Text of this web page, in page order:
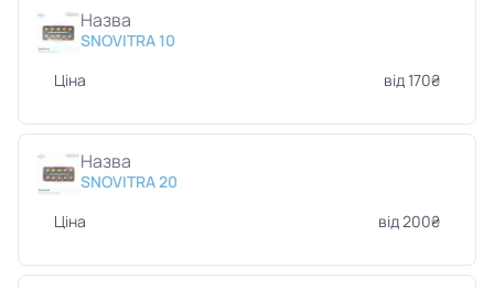
Назва
SNOVITRA 10
Ціна
від 170₴
Назва
SNOVITRA 20
Ціна
від 200₴